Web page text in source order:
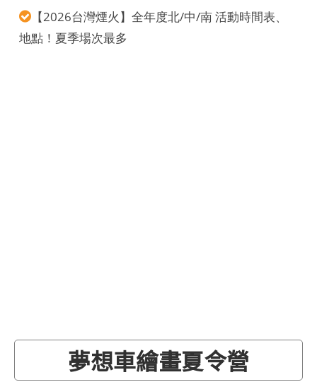
【2026台灣煙火】全年度北/中/南 活動時間表、
地點！夏季場次最多
夢想車繪畫夏令營